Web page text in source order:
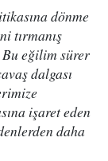
dönme
tırmanış
eğilim sürer
dalgası
işaret eden
daha